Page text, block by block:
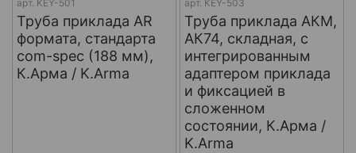
арт. KEY-501
Труба приклада AR
формата, стандарта
com-spec (188 мм),
К.Арма / K.Arma
арт. KEY-503
Труба приклада АКМ,
АК74, складная, с
интегрированным
адаптером приклада
и фиксацией в
сложенном
состоянии, К.Арма /
K.Arma